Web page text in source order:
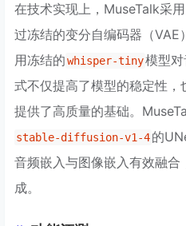
在技术实现上，MuseTalk采
过冻结的变分自编码器（VAE
用冻结的whisper-tiny模型
式不仅提高了模型的稳定性
提供了高质量的基础。
stable-diffusion-v1-4的
音频嵌入与图像嵌入有效融合
成。